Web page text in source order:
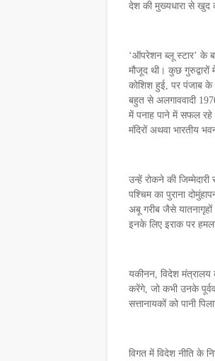
देश की मुख्यधारा से खुद
‘ऑपरेशन ब्लू स्टार’ के
मौजूद थी। कुछ
कोशिश हुई, पर पंजाब
बहुत से अलगाववादी
में पनाह पाने में सफल रहे
मंदिरों अथवा भारतीय
उन्हें रोकने की
पश्चिम का पुराना
अबू गरीब जैसे
इनके लिए इराक पर
यकीनन, विदेश
करेंगे, जो कभी उनके
सत्तानायकों को पानी
विगत में विदेश नीति के